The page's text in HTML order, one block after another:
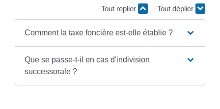
Tout replier
Tout déplier
Comment la taxe foncière est-elle établie ?
Que se passe-t-il en cas d'indivision
successorale ?